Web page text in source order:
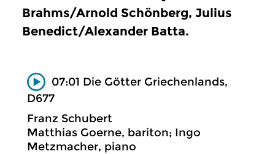
Brahms/Arnold Schönberg, Julius
Benedict/Alexander Batta.
07:01 Die Götter Griechenlands,
D677
Franz Schubert
Matthias Goerne, bariton; Ingo
Metzmacher, piano